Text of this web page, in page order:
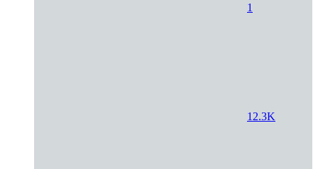
1
12.3K